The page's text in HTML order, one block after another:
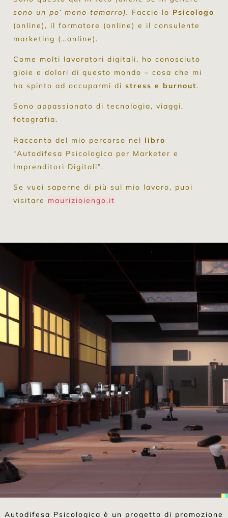
sono un po’ meno tamarro). Faccio lo Psicologo
(online), il formatore (online) e il consulente
marketing (…online).
Come molti lavoratori digitali, ho conosciuto
gioie e dolori di questo mondo – cosa che mi
ha spinto ad occuparmi di stress e burnout.
Sono appassionato di tecnologia, viaggi,
fotografia.
Racconto del mio percorso nel libro
“Autodifesa Psicologica per Marketer e
Imprenditori Digitali”.
Se vuoi saperne di più sul mio lavoro, puoi
visitare maurizioiengo.it
Autodifesa Psicologica è un progetto di promozione